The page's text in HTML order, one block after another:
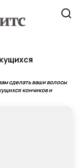
сделать ваши волосы
кончиков и